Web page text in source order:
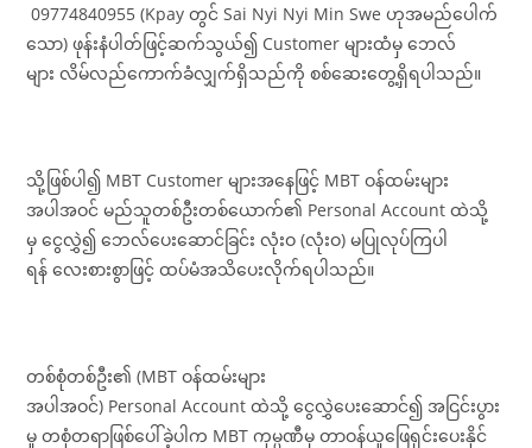
09774840955 (Kpay တွင် Sai Nyi Nyi Min Swe ဟုအမည်ပေါက်
သော) ဖုန်းနံပါတ်ဖြင့်ဆက်သွယ်၍ Customer များထံမှ ဘေလ်
များ လိမ်လည်ကောက်ခံလျှက်ရှိသည်ကို စစ်ဆေးတွေ့ရှိရပါသည်။
သို့ဖြစ်ပါ၍ MBT Customer များအနေဖြင့် MBT ဝန်ထမ်းများ
အပါအဝင် မည်သူတစ်ဦးတစ်ယောက်၏ Personal Account ထဲသို့
မှ ငွေလွှဲ၍ ဘေလ်ပေးဆောင်ခြင်း လုံးဝ (လုံးဝ) မပြုလုပ်ကြပါ
ရန် လေးစားစွာဖြင့် ထပ်မံအသိပေးလိုက်ရပါသည်။
တစ်စုံတစ်ဦး၏ (MBT ဝန်ထမ်းများ
အပါအဝင်) Personal Account ထဲသို့ ငွေလွှဲပေးဆောင်၍ အငြင်းပွား
မှု တစုံတရာဖြစ်ပေါ်ခဲ့ပါက MBT ကုမ္ပဏီမှ တာဝန်ယူဖြေရှင်းပေးနိုင်